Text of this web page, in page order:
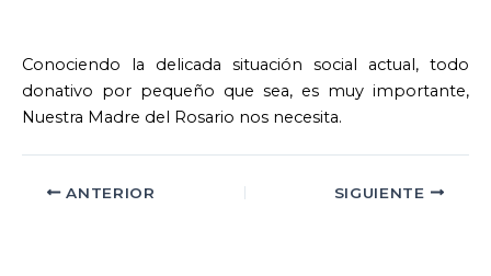
Conociendo la delicada situación social actual, todo
donativo por pequeño que sea, es muy importante,
Nuestra Madre del Rosario nos necesita.
ANTERIOR SIGUIENTE